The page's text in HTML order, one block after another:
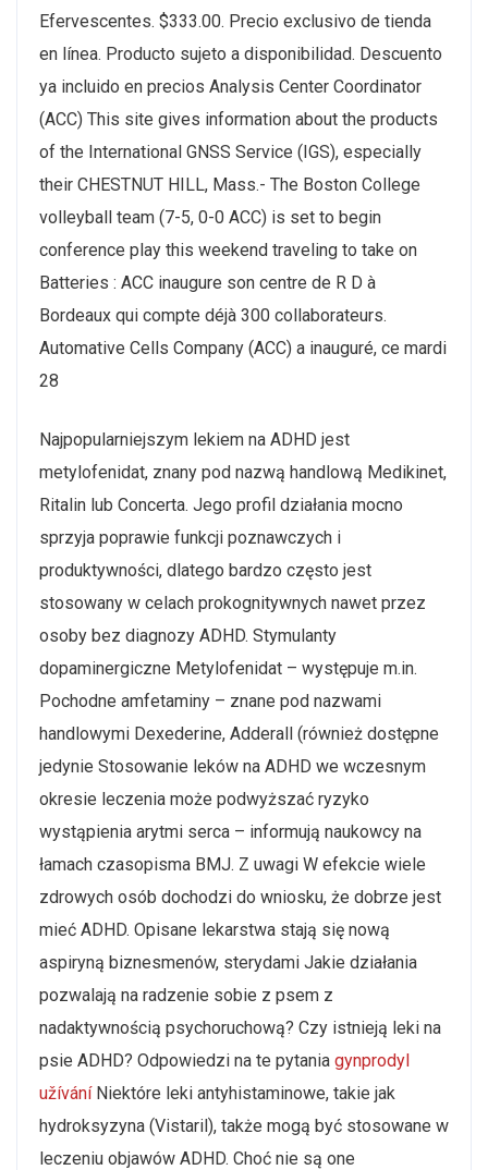
Efervescentes. $333.00. Precio exclusivo de tienda
en línea. Producto sujeto a disponibilidad. Descuento
ya incluido en precios Analysis Center Coordinator
(ACC) This site gives information about the products
of the International GNSS Service (IGS), especially
their CHESTNUT HILL, Mass.- The Boston College
volleyball team (7-5, 0-0 ACC) is set to begin
conference play this weekend traveling to take on
Batteries : ACC inaugure son centre de R D à
Bordeaux qui compte déjà 300 collaborateurs.
Automative Cells Company (ACC) a inauguré, ce mardi
28
Najpopularniejszym lekiem na ADHD jest
metylofenidat, znany pod nazwą handlową Medikinet,
Ritalin lub Concerta. Jego profil działania mocno
sprzyja poprawie funkcji poznawczych i
produktywności, dlatego bardzo często jest
stosowany w celach prokognitywnych nawet przez
osoby bez diagnozy ADHD. Stymulanty
dopaminergiczne Metylofenidat – występuje m.in.
Pochodne amfetaminy – znane pod nazwami
handlowymi Dexederine, Adderall (również dostępne
jedynie Stosowanie leków na ADHD we wczesnym
okresie leczenia może podwyższać ryzyko
wystąpienia arytmi serca – informują naukowcy na
łamach czasopisma BMJ. Z uwagi W efekcie wiele
zdrowych osób dochodzi do wniosku, że dobrze jest
mieć ADHD. Opisane lekarstwa stają się nową
aspiryną biznesmenów, sterydami Jakie działania
pozwalają na radzenie sobie z psem z
nadaktywnością psychoruchową? Czy istnieją leki na
psie ADHD? Odpowiedzi na te pytania gynprodyl
užíváníNiektóre leki antyhistaminowe, takie jak
hydroksyzyna (Vistaril), także mogą być stosowane w
leczeniu objawów ADHD. Choć nie są one